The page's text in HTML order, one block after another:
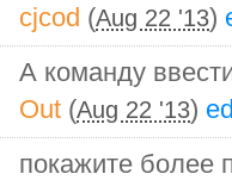
cjcod (Aug 22 '13)
А команду
Out (Aug 22 '13)
покажите более